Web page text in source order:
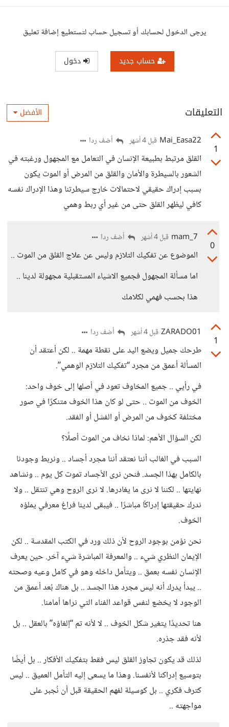
يرجى الدخول لحسابك أو تسجيل حساب لتستطيع إضافة تعليق
حساب جديد دخول
التعليقات الأفضل
1
Mai_Easa22 قبل 4 أشهر أضف ردا
القلق مرتبط بطبيعة الإنسان في التعامل مع المجهول ورغبته في
الشعور بالسيطرة والأمان والقلق من المرض أو الموت يكون
بسبب إدراك حقيقي لاحتمالات خارج سيطرتنا وهذا الإدراك نفسه
كافي ليظهر القلق حتى من غير أي ربط وهمي
0
mam_7 قبل 4 أشهر أضف ردا
الموضوع عن تفكيك التلازم وليس عن علاج القلق من الموت ..
اما مسألة المجهول فجميع الاشياء المستقبلية مجهولة لدينا ..
هذا بحسب فهمي لكلامك
1
ZARADO01 قبل 4 أشهر أضف ردا
طرحك جميل ويضع اليد على نقطة مهمة .. لكن أعتقد أن
المسألة أعمق من مجرد “تفكيك التلازم الوهمي”.
في رأيي .. جميع المخاوف تعود في أصلها إلى خوف واحد:
الخوف من الموت .. حتى لو كان هذا الخوف متنكرًا في صور
مختلفة كخوف من المرض أو الفشل أو الفقد.
لكن السؤال الأهم: لماذا نخاف من الموت أصلًا؟
السبب في الغالب أننا نعتقد أننا مجرد أجساد .. ونربط وجودنا
بالكامل بهذا الجسد. فنحن نرى الأجساد تموت كل يوم .. ونشاهد
نهايتها .. لكننا لا نرى ما يغادرها. لا نرى الروح وهي تنتقل .. ولا
ندرك حقيقتها إدراكًا مباشرًا .. فيبقى لدينا فراغ معرفي يملؤه
الخوف.
نحن نؤمن بوجود الروح لأن ذلك ورد في الكتب المقدسة .. لكن
الإيمان النظري شيء .. والمعرفة المباشرة شيء آخر. حين يعرف
الإنسان نفسه بعمق .. ويتأمل داخله وهو في كامل وعيه وصحته
.. يبدأ يدرك أنه ليس مجرد هذا الجسد .. بل هناك بُعد أعمق من
الوجود لا يخضع لنفس قواعد الفناء التي نراها أمامنا.
هنا تحديدًا يتغير شكل الخوف .. لا لأنه تم “إلغاؤه” بالعقل .. بل
لأنه فقد جذره.
لذلك قد يكون تجاوز القلق ليس فقط بتفكيك الأفكار .. بل أيضًا
بتوسيع إدراكنا لأنفسنا. وهذا ما يسعى إليه التأمل العميق .. ليس
كترف فكري .. بل كوسيلة لفهم الحقيقة قبل أن نُجبر على
مواجهته ..